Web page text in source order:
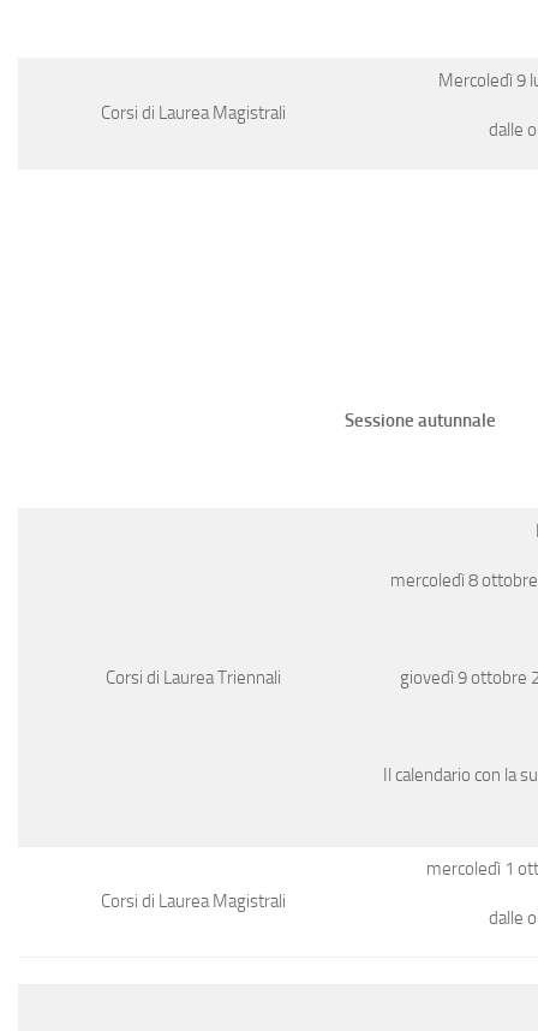
Corsi di Laurea Magistrali
Mercoledì 9
dalle
Sessione autunnale
Corsi di Laurea Triennali
mercoledì 8
giovedì 9 ottobre
Il calendario con la
Corsi di Laurea Magistrali
mercoledì 1
dalle